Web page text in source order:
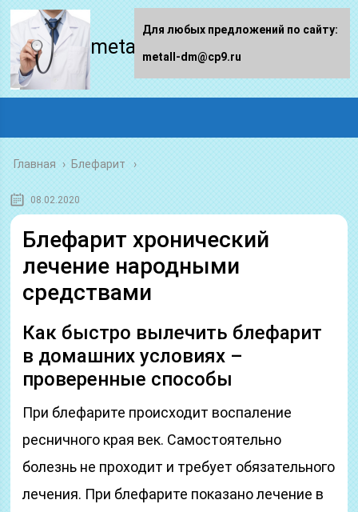
metall-dm.ru
Главная › Блефарит
08.02.2020
Блефарит хронический
лечение народными
средствами
Как быстро вылечить блефарит
в домашних условиях –
проверенные способы
При блефарите происходит воспаление
ресничного края век. Самостоятельно
болезнь не проходит и требует обязательного
лечения. При блефарите показано лечение в
Для любых предложений по сайту:
metall-dm@cp9.ru